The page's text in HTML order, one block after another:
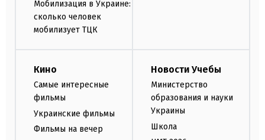
Мобилизация в Украине:
сколько человек
мобилизует ТЦК
Кино
Самые интересные
фильмы
Украинские фильмы
Фильмы на вечер
Новости Учебы
Министерство
образования и науки
Украины
Школа